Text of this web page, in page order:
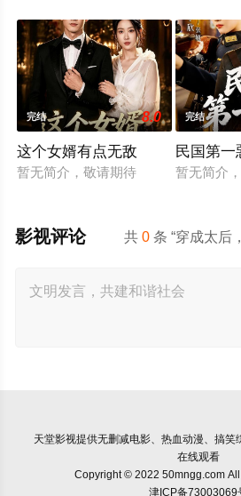
完结 8.0
这个女婿有点无敌
暂无简介，敬请期待
完结
民国第一
暂无简介
共0 条 “穿成太后
影视评论
天堂影视提供无删减电影、热血动漫、搞笑
在线观看
Copyright © 2022 50mngg.com
津ICP备73003069